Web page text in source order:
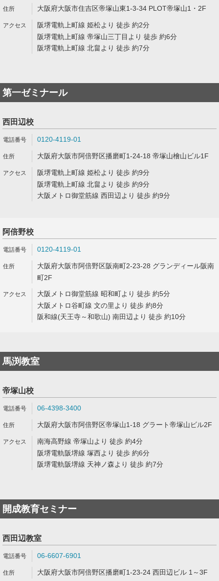
大阪府大阪市住吉区帝塚山東1-3-34 PLOT帝塚山1・2F
阪堺電軌上町線 姫松より 徒歩 約2分
阪堺電軌上町線 帝塚山三丁目より 徒歩 約6分
阪堺電軌上町線 北畠より 徒歩 約7分
第一ゼミナール
西田辺校
0120-4119-01
大阪府大阪市阿倍野区播磨町1-24-18 帝塚山檜山ビル1F
阪堺電軌上町線 姫松より 徒歩 約9分
阪堺電軌上町線 北畠より 徒歩 約9分
大阪メトロ御堂筋線 西田辺より 徒歩 約9分
阿倍野校
0120-4119-01
大阪府大阪市阿倍野区阪南町2-23-28 グランディール阪南
町2F
大阪メトロ御堂筋線 昭和町より 徒歩 約5分
大阪メトロ谷町線 文の里より 徒歩 約8分
阪和線(天王寺～和歌山) 南田辺より 徒歩 約10分
馬渕教室
帝塚山校
06-4398-3400
大阪府大阪市阿倍野区帝塚山1-18 グラート帝塚山ビル2F
南海高野線 帝塚山より 徒歩 約4分
阪堺電軌阪堺線 塚西より 徒歩 約6分
阪堺電軌阪堺線 天神ノ森より 徒歩 約7分
開成教育セミナー
西田辺教室
06-6607-6901
大阪府大阪市阿倍野区播磨町1-23-24 西田辺ビル 1～3F